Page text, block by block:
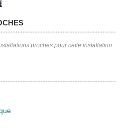
proches pour cette installation.